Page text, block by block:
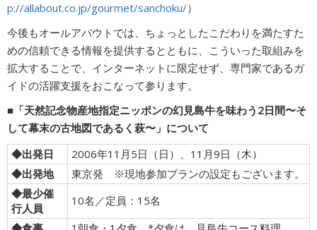
p://allabout.co.jp/gourmet/sanchoku/）
今後もオールアバウトでは、ちょっとしたこだわりを満たすた
めの信頼できる情報を提供するとともに、こういった取組みを
拡大することで、インターネットに限定せず、専門家であるガ
イドの活躍支援をおこなって参ります。
■「天然記念物産地指定ニッポンの幻見島牛を味わう2日間〜そ
して幕末の古地図であるく萩〜」について
◆出発日
2006年11月5日（日）、11月9日（木）
◆出発地
東京発 ※現地参加プランの設定もございます。
◆最少催
行人員
10名／定員：15名